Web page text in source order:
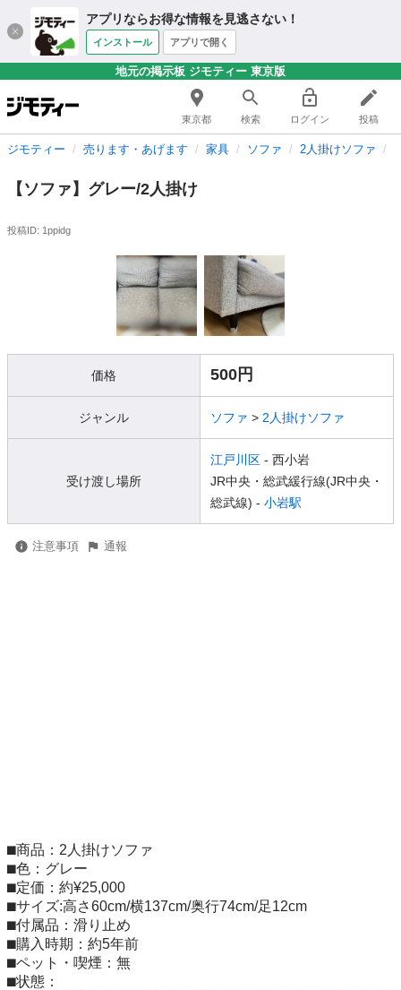
アプリならお得な情報を見逃さない！
インストール アプリで開く
地元の掲示板 ジモティー 東京版
東京都 検索 ログイン 投稿
ジモティー 売ります・あげます 家具 ソファ 2人掛けソファ
【ソファ】グレー/2人掛け
投稿ID: 1ppidg
価格 500円
ジャンル ソファ > 2人掛けソファ
受け渡し場所
江戸川区 - 西小岩
JR中央・総武緩行線(JR中央・
総武線) - 小岩駅
注意事項 通報
⬛︎商品：2人掛けソファ
⬛︎色：グレー
⬛︎定価：約¥25,000
⬛︎サイズ:高さ60cm/横137cm/奥行74cm/足12cm
⬛︎付属品：滑り止め
⬛︎購入時期：約5年前
⬛︎ペット・喫煙：無
⬛︎状態：